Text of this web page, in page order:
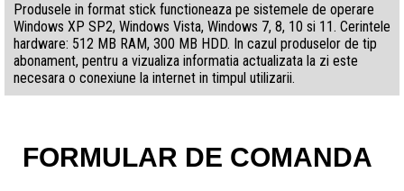
Produsele in format stick functioneaza pe sistemele de operare
Windows XP SP2, Windows Vista, Windows 7, 8, 10 si 11. Cerintele
hardware: 512 MB RAM, 300 MB HDD. In cazul produselor de tip
abonament, pentru a vizualiza informatia actualizata la zi este
necesara o conexiune la internet in timpul utilizarii.
FORMULAR DE COMANDA